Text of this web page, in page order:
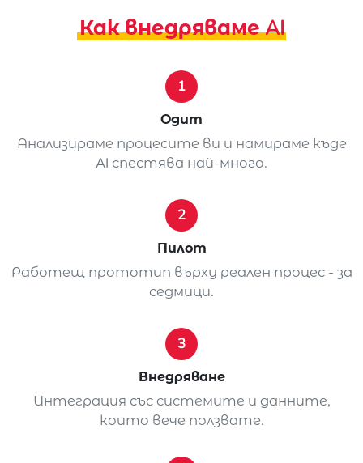
Как внедряваме AI
1
Одит
Анализираме процесите ви и намираме къде
AI спестява най-много.
2
Пилот
Работещ прототип върху реален процес - за
седмици.
3
Внедряване
Интеграция със системите и данните,
които вече ползвате.